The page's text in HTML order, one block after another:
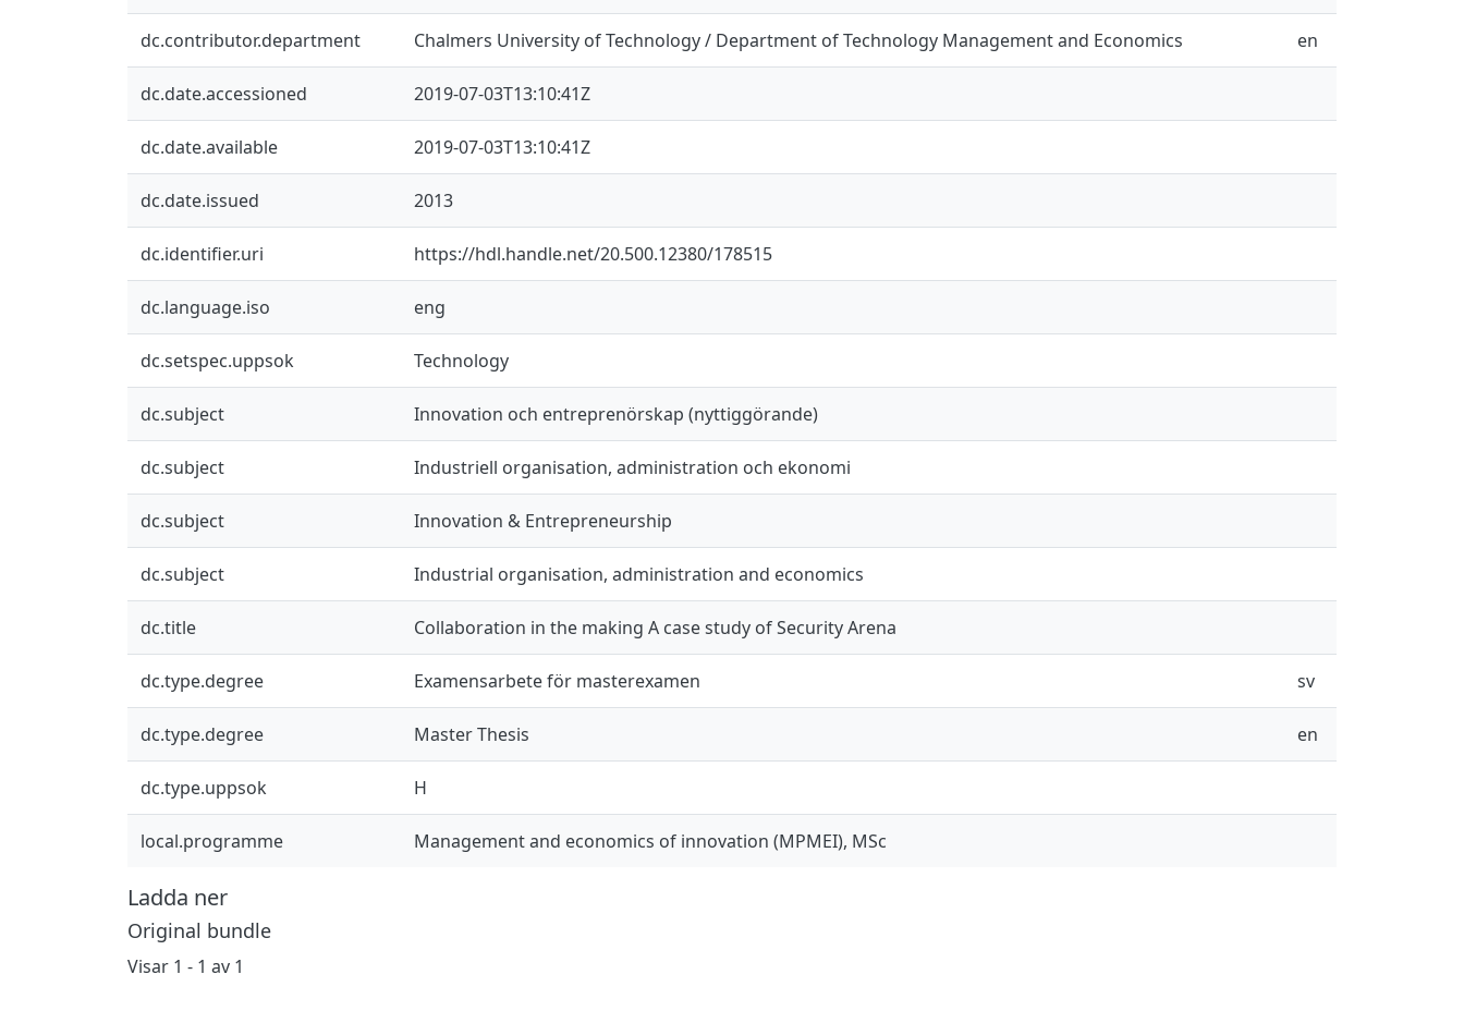
dc.contributor.department Chalmers University of Technology / Department of Technology Management and Economics en
dc.date.accessioned 2019-07-03T13:10:41Z
dc.date.available 2019-07-03T13:10:41Z
dc.date.issued 2013
dc.identifier.uri https://hdl.handle.net/20.500.12380/178515
dc.language.iso eng
dc.setspec.uppsok Technology
dc.subject Innovation och entreprenörskap (nyttiggörande)
dc.subject Industriell organisation, administration och ekonomi
dc.subject Innovation & Entrepreneurship
dc.subject Industrial organisation, administration and economics
dc.title Collaboration in the making A case study of Security Arena
dc.type.degree Examensarbete för masterexamen sv
dc.type.degree Master Thesis en
dc.type.uppsok H
local.programme Management and economics of innovation (MPMEI), MSc
Ladda ner
Original bundle
Visar 1 - 1 av 1